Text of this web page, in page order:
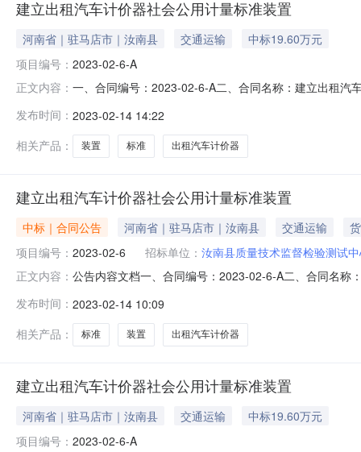
建立出租汽车计价器社会公用计量标准装置
河南省｜驻马店市｜汝南县 交通运输
中标19.60万元
项目编号： 2023-02-6-A
正文内容： 一、合同编号：2023-02-6-A二、合同名称：建立出租汽
司企业规模：中型地址：郑州高新区瑞达路62号2号楼1
发布时间： 2023-02-14 14:22
相关产品：
装置 标准 出租汽车计价器
建立出租汽车计价器社会公用计量标准装置
中标｜合同公告 河南省｜驻马店市｜汝南县 交通运输
项目编号： 2023-02-6 招标单位： 汝南县质量技术监督检验测试
正文内容： 公告内容文档一、合同编号：2023-02-6-A二、合同名称
量技术有限公司企业规模：中型地址：郑州高新区瑞达
发布时间： 2023-02-14 10:09
相关产品：
标准 装置 出租汽车计价器
建立出租汽车计价器社会公用计量标准装置
河南省｜驻马店市｜汝南县 交通运输
中标19.60万元
项目编号： 2023-02-6-A